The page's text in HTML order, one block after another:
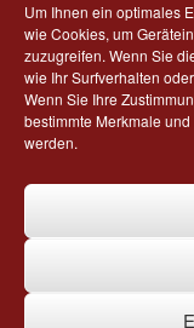
Um Ihnen ein optimales
wie Cookies, um
zuzugreifen. Wenn Sie
wie Ihr Surfverhalten
Wenn Sie Ihre
bestimmte Merkmale
werden.
Küche meets
Ihr direkter Draht
Tiny kitchen – Part